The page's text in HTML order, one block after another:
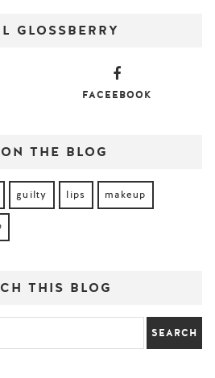
GLOSSBERRY
FACEEBOOK
THE BLOG
guilty lips makeup
THIS BLOG